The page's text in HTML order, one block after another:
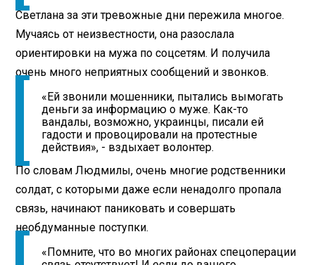
Светлана за эти тревожные дни пережила многое.
Мучаясь от неизвестности, она разослала
ориентировки на мужа по соцсетям. И получила
очень много неприятных сообщений и звонков.
«Ей звонили мошенники, пытались вымогать
деньги за информацию о муже. Как-то
вандалы, возможно, украинцы, писали ей
гадости и провоцировали на протестные
действия», - вздыхает волонтер.
По словам Людмилы, очень многие родственники
солдат, с которыми даже если ненадолго пропала
связь, начинают паниковать и совершать
необдуманные поступки.
«Помните, что во многих районах спецоперации